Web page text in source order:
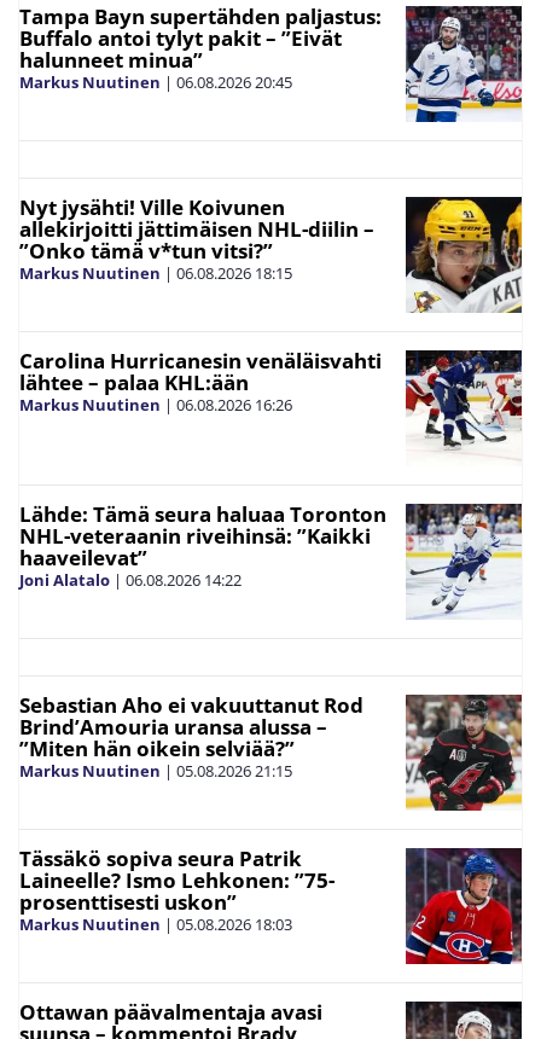
Tampa Bayn supertähden paljastus:
Buffalo antoi tylyt pakit – ”Eivät
halunneet minua”
Markus Nuutinen | 06.08.202620:45
Nyt jysähti! Ville Koivunen
allekirjoitti jättimäisen NHL-diilin –
”Onko tämä v*tun vitsi?”
Markus Nuutinen | 06.08.2026 18:15
Carolina Hurricanesin venäläisvahti
lähtee – palaa KHL:ään
Markus Nuutinen | 06.08.2026 16:26
Lähde: Tämä seura haluaa Toronton
NHL-veteraanin riveihinsä: ”Kaikki
haaveilevat”
Joni Alatalo | 06.08.2026 14:22
Sebastian Aho ei vakuuttanut Rod
Brind’Amouria uransa alussa –
”Miten hän oikein selviää?”
Markus Nuutinen | 05.08.202621:15
Tässäkö sopiva seura Patrik
Laineelle? Ismo Lehkonen: ”75-
prosenttisesti uskon”
Markus Nuutinen | 05.08.2026 18:03
Ottawan päävalmentaja avasi
suunsa – kommentoi Brady